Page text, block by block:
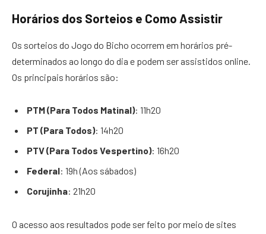
Horários dos Sorteios e Como Assistir
Os sorteios do Jogo do Bicho ocorrem em horários pré-
determinados ao longo do dia e podem ser assistidos online.
Os principais horários são:
PTM (Para Todos Matinal): 11h20
PT (Para Todos): 14h20
PTV (Para Todos Vespertino): 16h20
Federal: 19h (Aos sábados)
Corujinha: 21h20
O acesso aos resultados pode ser feito por meio de sites